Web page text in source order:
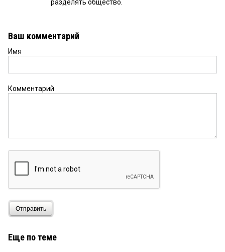
разделять общество.
Ваш комментарий
Имя
Комментарий
Отправить
Еще по теме